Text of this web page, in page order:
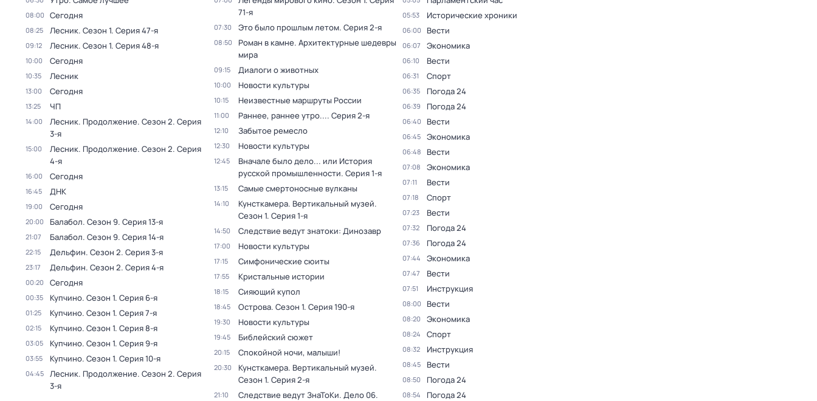
08:00 Сегодня
08:25 Лесник. Сезон 1. Серия 47-я
09:12 Лесник. Сезон 1. Серия 48-я
10:00 Сегодня
10:35 Лесник
13:00 Сегодня
13:25 ЧП
14:00 Лесник. Продолжение. Сезон 2. Серия
3-я
15:00 Лесник. Продолжение. Сезон 2. Серия
4-я
16:00 Сегодня
16:45 ДНК
19:00 Сегодня
20:00 Балабол. Сезон 9. Серия 13-я
21:07 Балабол. Сезон 9. Серия 14-я
22:15 Дельфин. Сезон 2. Серия 3-я
23:17 Дельфин. Сезон 2. Серия 4-я
00:20 Сегодня
00:35 Купчино. Сезон 1. Серия 6-я
01:25 Купчино. Сезон 1. Серия 7-я
02:15 Купчино. Сезон 1. Серия 8-я
03:05 Купчино. Сезон 1. Серия 9-я
03:55 Купчино. Сезон 1. Серия 10-я
04:45 Лесник. Продолжение. Сезон 2. Серия
3-я
71-я
07:30 Это было прошлым летом. Серия 2-я
08:50
Роман в камне. Архитектурные шедевры
мира
09:15 Диалоги о животных
10:00 Новости культуры
10:15 Неизвестные маршруты России
11:00 Раннее, раннее утро.... Серия 2-я
12:10 Забытое ремесло
12:30 Новости культуры
12:45
Вначале было дело... или История
русской промышленности. Серия 1-я
13:15 Самые смертоносные вулканы
14:10 Кунсткамера. Вертикальный музей.
Сезон 1. Серия 1-я
14:50 Следствие ведут знатоки: Динозавр
17:00 Новости культуры
17:15 Симфонические сюиты
17:55 Кристальные истории
18:15 Сияющий купол
18:45 Острова. Сезон 1. Серия 190-я
19:30 Новости культуры
19:45 Библейский сюжет
20:15 Спокойной ночи, малыши!
20:30 Кунсткамера. Вертикальный музей.
Сезон 1. Серия 2-я
21:10 Следствие ведут ЗнаТоКи. Дело 06.
05:53 Исторические хроники
06:00 Вести
06:07 Экономика
06:10 Вести
06:31 Спорт
06:35 Погода 24
06:39 Погода 24
06:40 Вести
06:45 Экономика
06:48 Вести
07:08 Экономика
07:11 Вести
07:18 Спорт
07:23 Вести
07:32 Погода 24
07:36 Погода 24
07:44 Экономика
07:47 Вести
07:51 Инструкция
08:00 Вести
08:20 Экономика
08:24 Спорт
08:32 Инструкция
08:45 Вести
08:50 Погода 24
08:54 Погода 24